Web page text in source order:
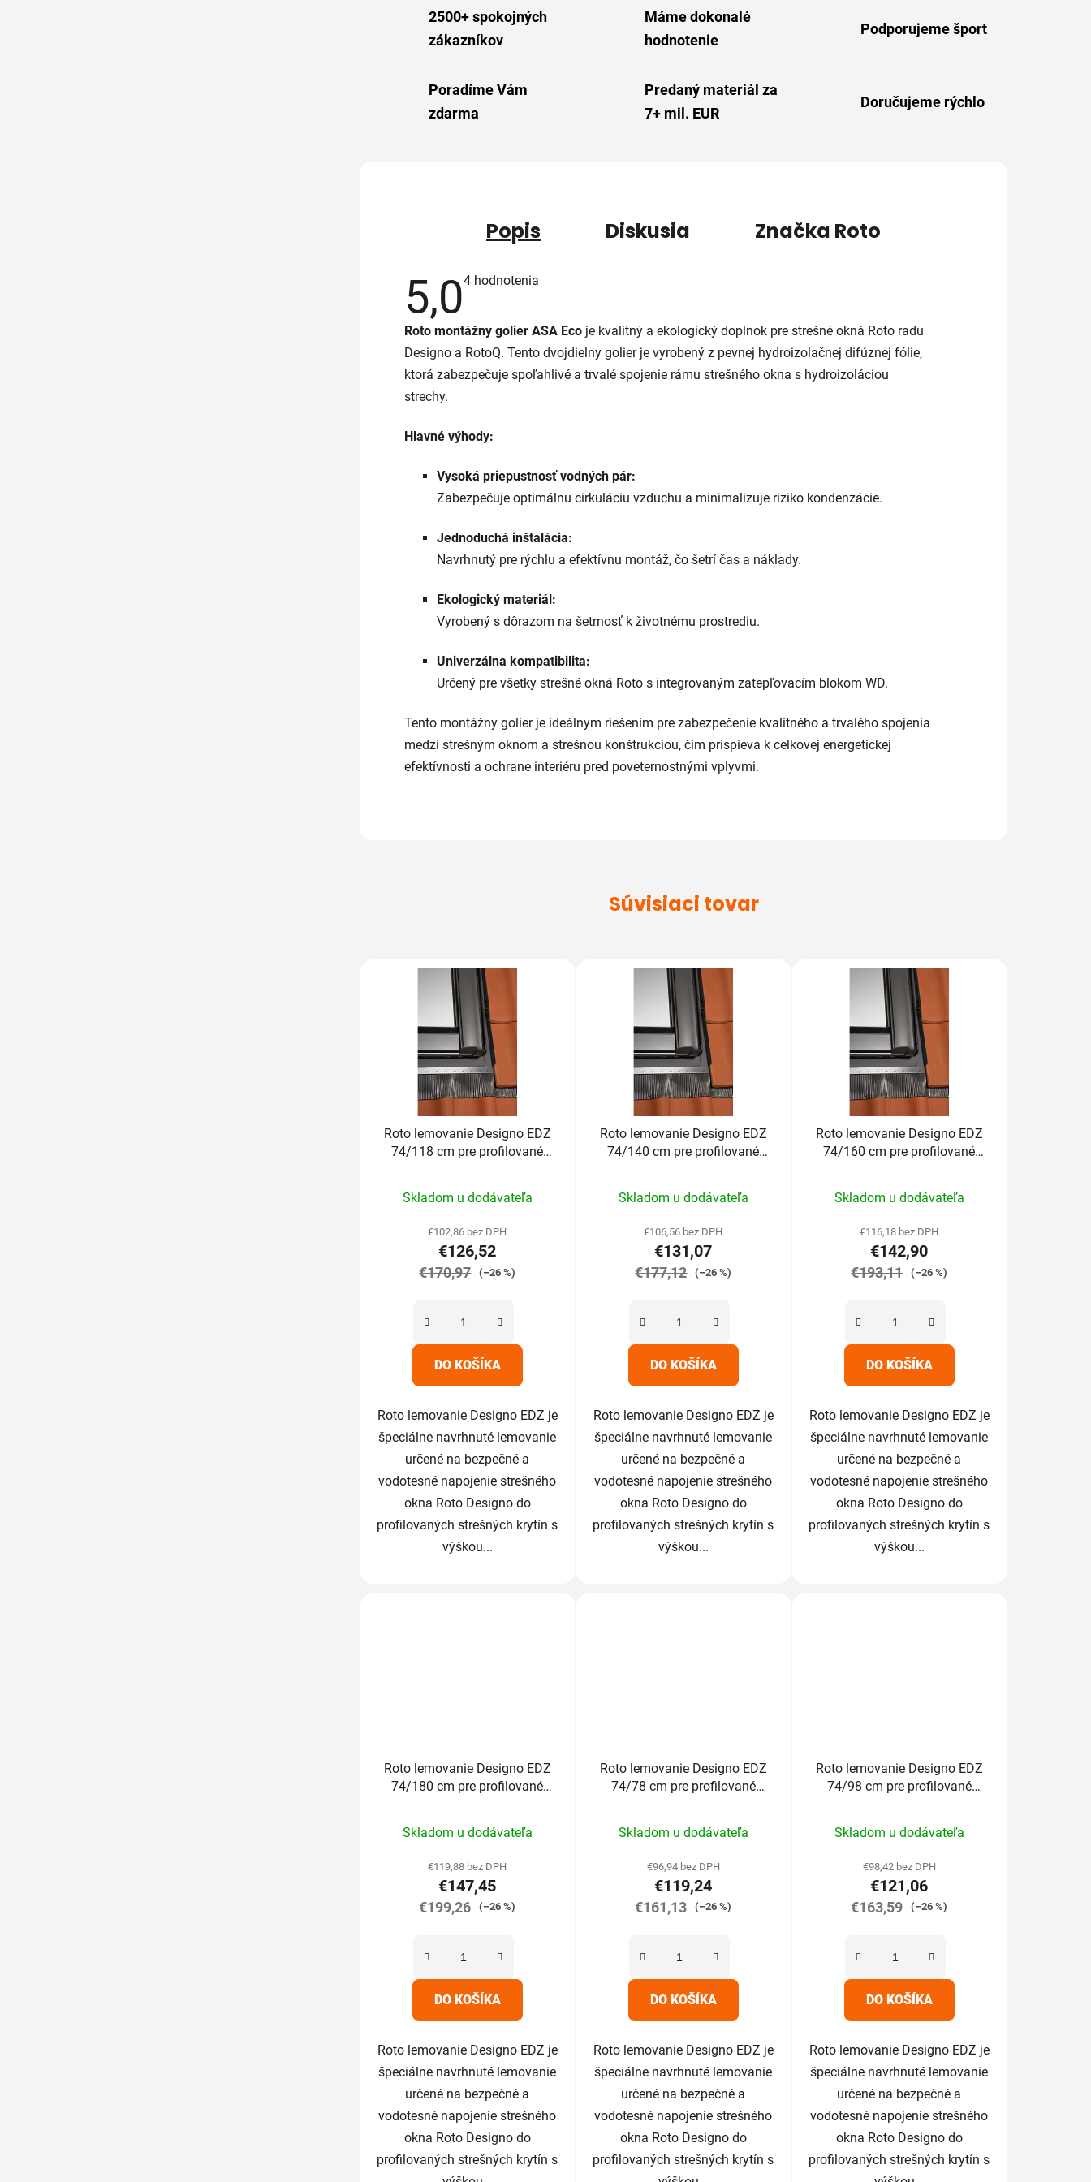
2500+ spokojných
zákazníkov
Máme dokonalé
hodnotenie
Podporujeme šport
Poradíme Vám
zdarma
Predaný materiál za
7+ mil. EUR
Doručujeme rýchlo
Popis Diskusia Značka Roto
5,0Priemerné
5,0
z
5
hviezdičiek.
4 hodnotenia
Roto montážny golier ASA Eco je kvalitný a ekologický doplnok pre strešné okná Roto radu
Designo a RotoQ. Tento dvojdielny golier je vyrobený z pevnej hydroizolačnej difúznej fólie,
ktorá zabezpečuje spoľahlivé a trvalé spojenie rámu strešného okna s hydroizoláciou
strechy.
Hlavné výhody:
Vysoká priepustnosťvodných pár:
Zabezpečuje optimálnu cirkuláciu vzduchu a minimalizuje riziko kondenzácie.
Jednoduchá inštalácia:
Navrhnutý pre rýchlu a efektívnu montáž, čo šetrí čas a náklady.
Ekologický materiál:
Vyrobený s dôrazom na šetrnosť k životnému prostrediu.
Univerzálna kompatibilita:
Určený pre všetky strešné okná Roto s integrovaným zatepľovacím blokom WD.
Tento montážny golier je ideálnym riešením pre zabezpečenie kvalitného a trvalého spojenia
medzi strešným oknom a strešnou konštrukciou, čím prispieva k celkovej energetickej
efektívnosti a ochrane interiéru pred poveternostnými vplyvmi.
Súvisiaci tovar
Roto lemovanie Designo EDZ
74/118 cm pre profilované
hodnotenie
produktu
je
5,0
Skladom u dodávateľa
€102,86 bez DPH
€126,52
€170,97 (–26 %)
DO KOŠÍKA
Roto lemovanie Designo EDZ je
špeciálne navrhnuté lemovanie
určené na bezpečné a
vodotesné napojenie strešného
okna Roto Designo do
profilovaných strešných krytín s
výškou...
Roto lemovanie Designo EDZ
74/140 cm pre profilované
hodnotenie
produktu
je
5,0
Skladom u dodávateľa
€106,56 bez DPH
€131,07
€177,12 (–26 %)
DO KOŠÍKA
Roto lemovanie Designo EDZ je
špeciálne navrhnuté lemovanie
určené na bezpečné a
vodotesné napojenie strešného
okna Roto Designo do
profilovaných strešných krytín s
výškou...
Roto lemovanie Designo EDZ
74/160 cm pre profilované
hodnotenie
produktu
je
5,0
Skladom u dodávateľa
€116,18 bez DPH
€142,90
€193,11 (–26 %)
DO KOŠÍKA
Roto lemovanie Designo EDZ je
špeciálne navrhnuté lemovanie
určené na bezpečné a
vodotesné napojenie strešného
okna Roto Designo do
profilovaných strešných krytín s
výškou...
Roto lemovanie Designo EDZ
74/180 cm pre profilované
hodnotenie
produktu
je
5,0
Skladom u dodávateľa
€119,88 bez DPH
€147,45
€199,26 (–26 %)
DO KOŠÍKA
Roto lemovanie Designo EDZ je
špeciálne navrhnuté lemovanie
určené na bezpečné a
vodotesné napojenie strešného
okna Roto Designo do
profilovaných strešných krytín s
Roto lemovanie Designo EDZ
74/78 cm pre profilované
hodnotenie
produktu
je
5,0
Skladom u dodávateľa
€96,94 bez DPH
€119,24
€161,13 (–26 %)
DO KOŠÍKA
Roto lemovanie Designo EDZ je
špeciálne navrhnuté lemovanie
určené na bezpečné a
vodotesné napojenie strešného
okna Roto Designo do
profilovaných strešných krytín s
Roto lemovanie Designo EDZ
74/98 cm pre profilované
hodnotenie
produktu
je
5,0
Skladom u dodávateľa
€98,42 bez DPH
€121,06
€163,59 (–26 %)
DO KOŠÍKA
Roto lemovanie Designo EDZ je
špeciálne navrhnuté lemovanie
určené na bezpečné a
vodotesné napojenie strešného
okna Roto Designo do
profilovaných strešných krytín s